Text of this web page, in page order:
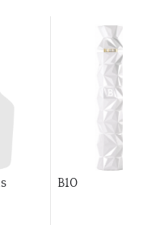
B10